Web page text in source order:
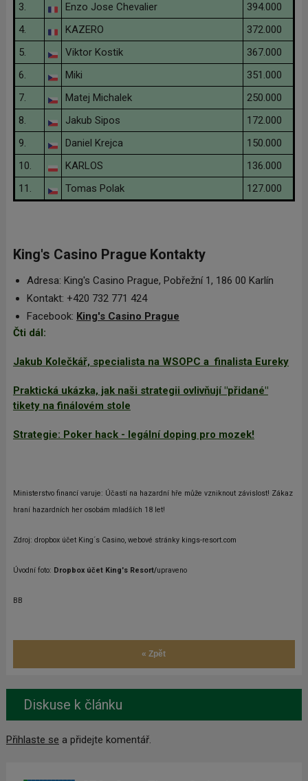
3.
Enzo Jose Chevalier
394.000
4.
KAZERO
372.000
5.
Viktor Kostik
367.000
6.
Miki
351.000
7.
Matej Michalek
250.000
8.
Jakub Sipos
172.000
9.
Daniel Krejca
150.000
10.
KARLOS
136.000
11.
Tomas Polak 127.000
King's Casino Prague Kontakty
Adresa: King's Casino Prague, Pobřežní 1, 186 00 Karlín
Kontakt: +420 732 771 424
Facebook: King's Casino Prague
Čti dál:
Jakub Kolečkář, specialista na WSOPC a finalista Eureky
Praktická ukázka, jak naši strategii ovlivňují "přidané"
tikety na finálovém stole
Strategie: Poker hack - legální doping pro mozek!
Ministerstvo financí varuje: Účastí na hazardní hře může vzniknout závislost! Zákaz
hraní hazardních her osobám mladších 18 let!
Zdroj: dropbox účet King´s Casino, webové stránky kings-resort.com
Úvodní foto: Dropbox účet King's Resort/upraveno
BB
« Zpět
Diskuse k článku
Přihlaste se a přidejte komentář.